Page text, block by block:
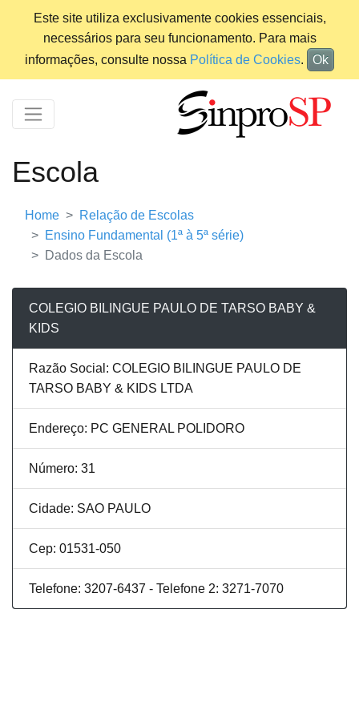
Este site utiliza exclusivamente cookies essenciais,
necessários para seu funcionamento. Para mais
informações, consulte nossa Política de Cookies. Ok
Escola
Home
Relação de Escolas
Ensino Fundamental (1ª à 5ª série)
Dados da Escola
COLEGIO BILINGUE PAULO DE TARSO BABY &
KIDS
Razão Social: COLEGIO BILINGUE PAULO DE
TARSO BABY & KIDS LTDA
Endereço: PC GENERAL POLIDORO
Número: 31
Cidade: SAO PAULO
Cep: 01531-050
Telefone: 3207-6437 - Telefone 2: 3271-7070